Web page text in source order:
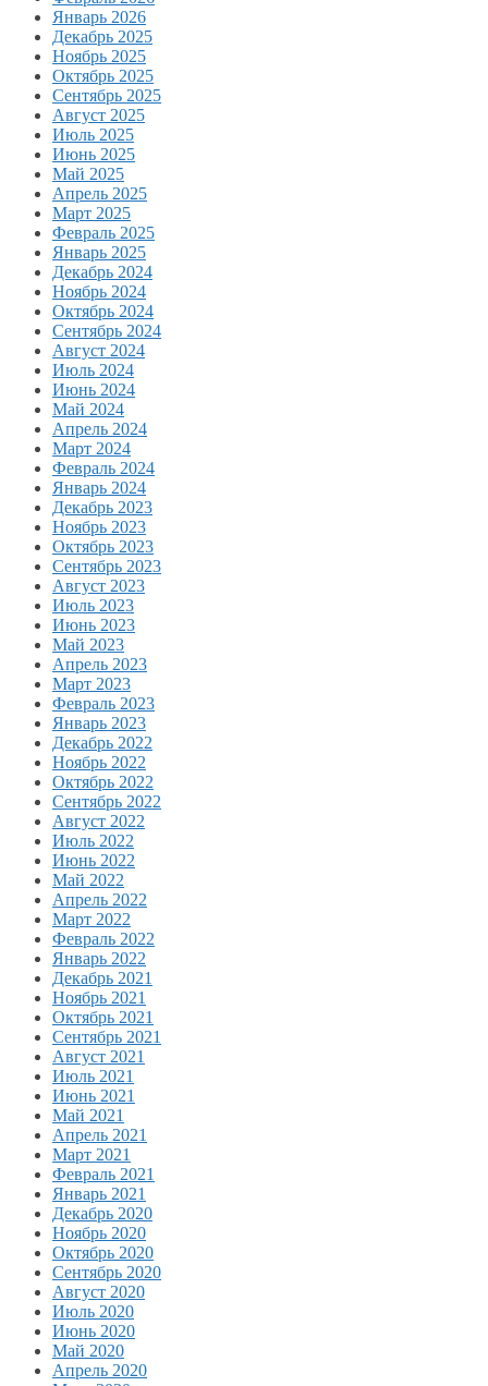
Январь 2026
Декабрь 2025
Ноябрь 2025
Октябрь 2025
Сентябрь 2025
Август 2025
Июль 2025
Июнь 2025
Май 2025
Апрель 2025
Март 2025
Февраль 2025
Январь 2025
Декабрь 2024
Ноябрь 2024
Октябрь 2024
Сентябрь 2024
Август 2024
Июль 2024
Июнь 2024
Май 2024
Апрель 2024
Март 2024
Февраль 2024
Январь 2024
Декабрь 2023
Ноябрь 2023
Октябрь 2023
Сентябрь 2023
Август 2023
Июль 2023
Июнь 2023
Май 2023
Апрель 2023
Март 2023
Февраль 2023
Январь 2023
Декабрь 2022
Ноябрь 2022
Октябрь 2022
Сентябрь 2022
Август 2022
Июль 2022
Июнь 2022
Май 2022
Апрель 2022
Март 2022
Февраль 2022
Январь 2022
Декабрь 2021
Ноябрь 2021
Октябрь 2021
Сентябрь 2021
Август 2021
Июль 2021
Июнь 2021
Май 2021
Апрель 2021
Март 2021
Февраль 2021
Январь 2021
Декабрь 2020
Ноябрь 2020
Октябрь 2020
Сентябрь 2020
Август 2020
Июль 2020
Июнь 2020
Май 2020
Апрель 2020